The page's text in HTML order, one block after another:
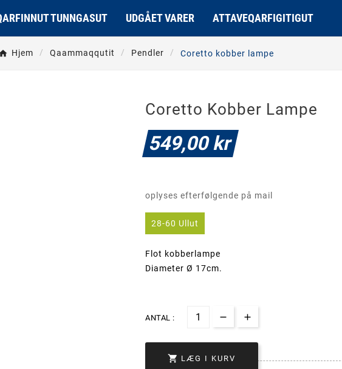
TUNNGASUT UDGÅET VARER ATTAVEQARFIGITIGUT
Hjem Qaammaqqutit Pendler Coretto kobber lampe
Coretto Kobber Lampe
549,00 kr
oplyses efterfølgende på mail
28-60 Ullut
Flot kobberlampe
Diameter Ø 17cm.
ANTAL :
 LÆG I KURV